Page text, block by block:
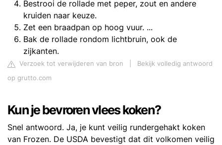
Bestrooi de rollade met peper, zout en andere
kruiden naar keuze.
Zet een braadpan op hoog vuur. ...
Bak de rollade rondom lichtbruin, ook de
zijkanten.
Verzoek tot verwijderen van bron
Bekijk volledig antwoord
op grutto.com
Kun je bevroren vlees koken?
Snel antwoord. Ja, je kunt veilig rundergehakt koken
van Frozen. De USDA bevestigt dat dit volkomen veilig